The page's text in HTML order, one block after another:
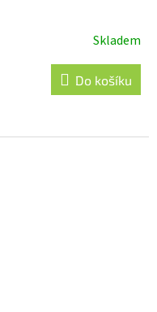
Skladem
Do košíku